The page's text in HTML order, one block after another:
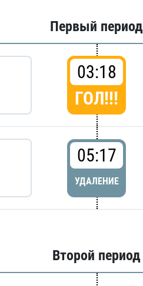
Первый период
03:18
ГОЛ!!!
05:17
УДАЛЕНИЕ
Второй период